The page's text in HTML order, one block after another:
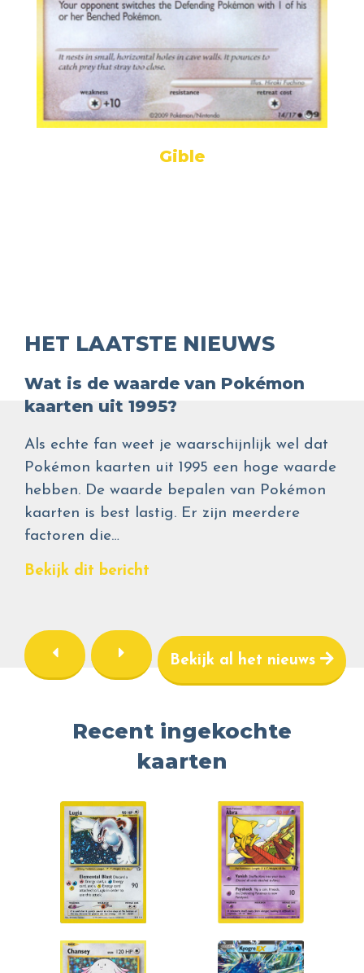
Gible
HET LAATSTE NIEUWS
Wat is de waarde van Pokémon
kaarten uit 1995?
Als echte fan weet je waarschijnlijk wel dat
Pokémon kaarten uit 1995 een hoge waarde
hebben. De waarde bepalen van Pokémon
kaarten is best lastig. Er zijn meerdere
factoren die…
Bekijk dit bericht
Bekijk al het nieuws
Recent ingekochte
kaarten